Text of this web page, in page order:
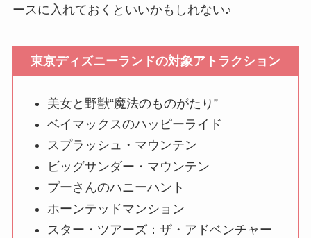
ースに入れておくといいかもしれない♪
東京ディズニーランドの対象アトラクション
美女と野獣“魔法のものがたり”
ベイマックスのハッピーライド
スプラッシュ・マウンテン
ビッグサンダー・マウンテン
プーさんのハニーハント
ホーンテッドマンション
スター・ツアーズ：ザ・アドベンチャー